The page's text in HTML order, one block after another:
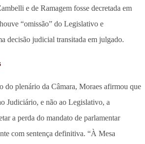
e de Ramagem fosse decretada em
“omissão” do Legislativo e
decisão judicial transitada em julgado.
do plenário da Câmara, Moraes afirmou que
Judiciário, e não ao Legislativo, a
a perda do mandato de parlamentar
com sentença definitiva. “À Mesa